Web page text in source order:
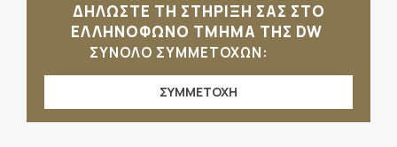
ΔΗΛΩΣΤΕ ΤΗ ΣΤΗΡΙΞΗ ΣΑΣ ΣΤΟ
ΕΛΛΗΝΟΦΩΝΟ ΤΜΗΜΑ ΤΗΣ DW
ΣΥΝΟΛΟ ΣΥΜΜΕΤΟΧΩΝ:
ΣΥΜΜΕΤΟΧΗ